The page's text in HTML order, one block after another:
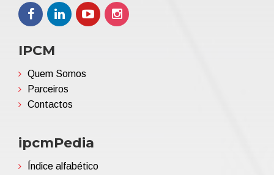
IPCM
Quem Somos
Parceiros
Contactos
ipcmPedia
Índice alfabético